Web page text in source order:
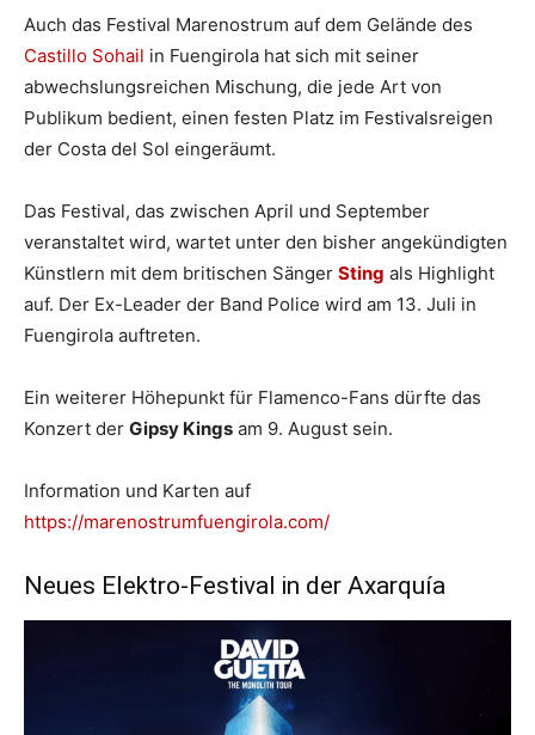
Auch das Festival Marenostrum auf dem Gelände des
Castillo Sohail in Fuengirola hat sich mit seiner
abwechslungsreichen Mischung, die jede Art von
Publikum bedient, einen festen Platz im Festivalsreigen
der Costa del Sol eingeräumt.
Das Festival, das zwischen April und September
veranstaltet wird, wartet unter den bisher angekündigten
Künstlern mit dem britischen Sänger Sting als Highlight
auf. Der Ex-Leader der Band Police wird am 13. Juli in
Fuengirola auftreten.
Ein weiterer Höhepunkt für Flamenco-Fans dürfte das
Konzert der Gipsy Kings am 9. August sein.
Information und Karten auf
https://marenostrumfuengirola.com/
Neues Elektro-Festival in der Axarquía